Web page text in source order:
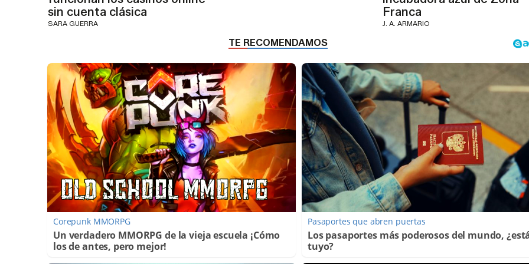
sin cuenta clásica
SARA GUERRA
Franca
J. A. ARMARIO
Corepunk MMORPG
Un verdadero MMORPG de la vieja escuela ¡Cómo
los de antes, pero mejor!
Pasaportes que abren puertas
Los pasaportes más poderosos del mundo,
tuyo?